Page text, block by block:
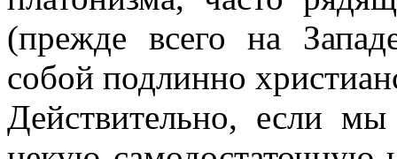
(прежде всего на
собой подлинно
Действительно, если